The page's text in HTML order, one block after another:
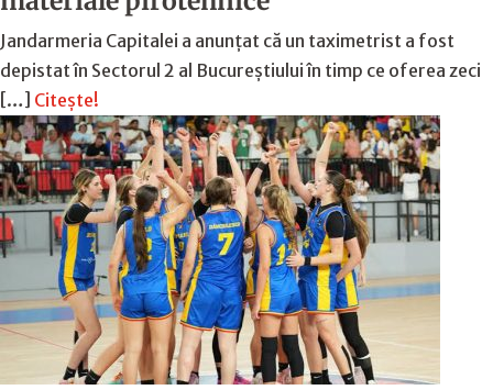
Jandarmeria Capitalei a anunțat că un taximetrist a fost
depistat în Sectorul 2 al Bucureștiului în timp ce oferea zeci
[…] Citește!